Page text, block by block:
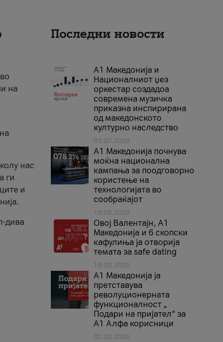
на
нас
ги
и
дива
Последни новости
А1 Македонија и
Националниот џез
оркестар создадоа
современа музичка
приказна инспирирана
од македонското
културно наследство
03.07.2026
A1 Македонија почнува
моќна национална
кампања за поодговорно
користење на
технологијата во
сообраќајот
18.05.2026
Овој Валентајн, A1
Македонија и 6 скопски
кафулиња ја отворија
темата за safe dating
16.02.2026
А1 Македонија ја
претставува
револуционерната
функционалност „
Подари на пријател“ за
А1 Алфа корисници
02.02.2026